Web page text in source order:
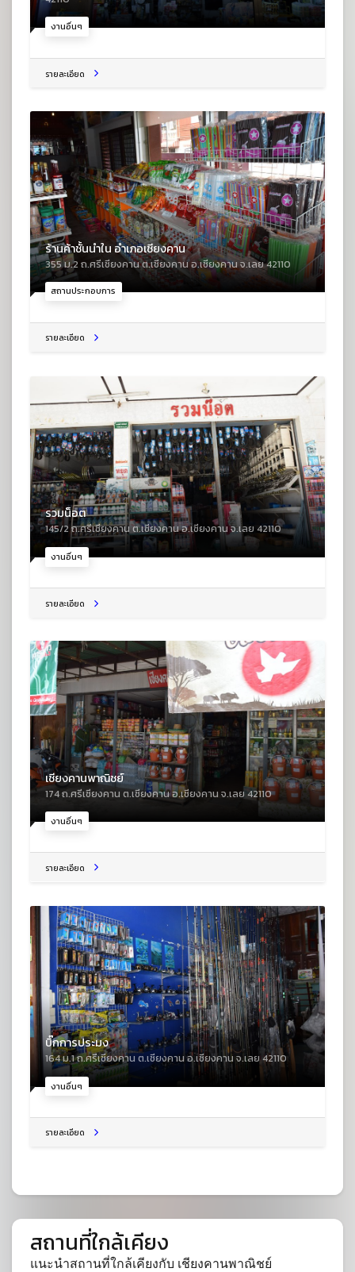
งานอื่นๆ
รายละเอียด
สถานประกอบการ
ร้านค้าชั้นนำใน อำเภอเชียงคาน
355 ม.2 ถ.ศรีเชียงคาน ต.เชียงคาน อ.เชียงคาน จ.เลย 42110
รายละเอียด
งานอื่นๆ
รวมน็อต
145/2 ถ.ศรีเชียงคาน ต.เชียงคาน อ.เชียงคาน จ.เลย 42110
รายละเอียด
งานอื่นๆ
เชียงคานพาณิชย์
174 ถ.ศรีเชียงคาน ต.เชียงคาน อ.เชียงคาน จ.เลย 42110
รายละเอียด
งานอื่นๆ
บิ๊กการประมง
164 ม.1 ถ.ศรีเชียงคาน ต.เชียงคาน อ.เชียงคาน จ.เลย 42110
รายละเอียด
สถานที่ใกล้เคียง
แนะนำสถานที่ใกล้เคียงกับ เชียงคานพาณิชย์